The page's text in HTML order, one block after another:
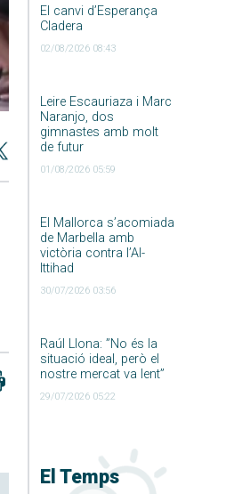
El canvi d’Esperança
Cladera
02/08/2026 08:43
Leire Escauriaza i Marc
Naranjo, dos
gimnastes amb molt
de futur
01/08/2026 05:59
El Mallorca s’acomiada
de Marbella amb
victòria contra l’Al-
Ittihad
30/07/2026 03:56
Raúl Llona: ”No és la
situació ideal, però el
nostre mercat va lent”
29/07/2026 05:22
El Temps